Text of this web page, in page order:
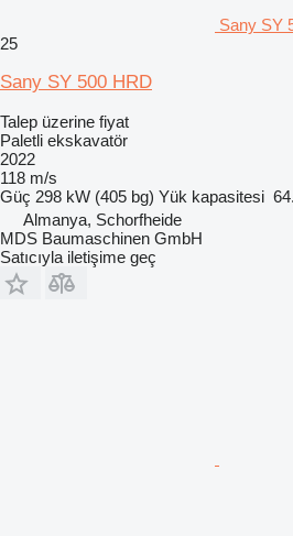
Sany SY
25
Sany SY 500 HRD
Talep üzerine fiyat
Paletli ekskavatör
2022
118 m/s
Güç 298 kW (405 bg) Yük kapasitesi
Almanya, Schorfheide
MDS Baumaschinen GmbH
Satıcıyla iletişime geç